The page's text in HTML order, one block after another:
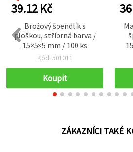
39.12 Kč
Brožový špendlík s
ploškou, stříbrná barva /
15×5×5 mm / 100 ks
Kód: 501011
Koupit
ZÁKAZNÍCI TAKÉ